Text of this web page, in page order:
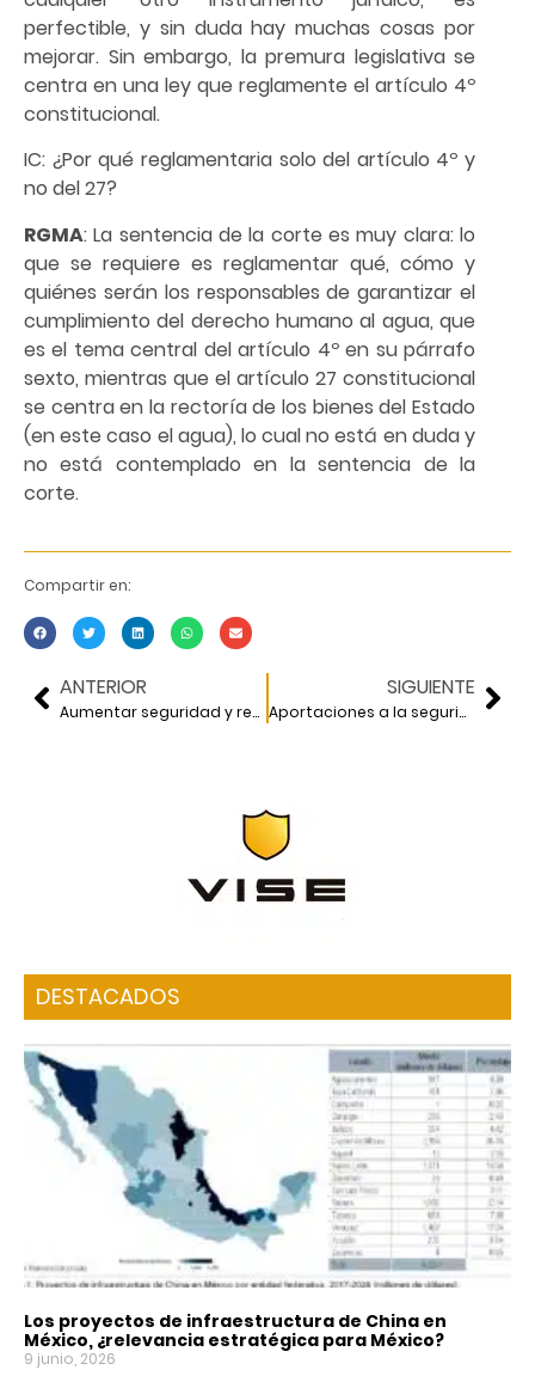
perfectible, y sin duda hay muchas cosas por
mejorar. Sin embargo, la premura legislativa se
centra en una ley que reglamente el artículo 4º
constitucional.
IC: ¿Por qué reglamentaria solo del artículo 4º y
no del 27?
RGMA: La sentencia de la corte es muy clara: lo
que se requiere es reglamentar qué, cómo y
quiénes serán los responsables de garantizar el
cumplimiento del derecho humano al agua, que
es el tema central del artículo 4º en su párrafo
sexto, mientras que el artículo 27 constitucional
se centra en la rectoría de los bienes del Estado
(en este caso el agua), lo cual no está en duda y
no está contemplado en la sentencia de la
corte.
Compartir en:
ANTERIOR
Aumentar seguridad y reducir tiempos de recorrido del Metro
SIGUIENTE
Aportaciones a la seguridad hídrica en el Valle de México
DESTACADOS
Los proyectos de infraestructura de China en
México, ¿relevancia estratégica para México?
9 junio, 2026